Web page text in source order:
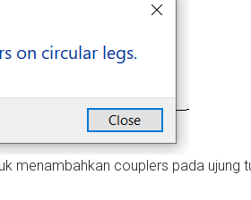
menambahkan couplers pada ujung